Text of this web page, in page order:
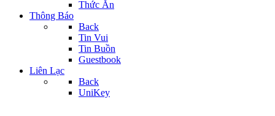
Thức Ăn
Thông Báo
Back
Tin Vui
Tin Buồn
Guestbook
Liên Lạc
Back
UniKey